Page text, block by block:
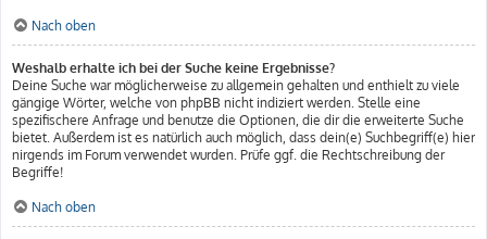
Nach oben
Weshalb erhalte ich bei der Suche keine Ergebnisse?
Deine Suche war möglicherweise zu allgemein gehalten und enthielt zu viele
gängige Wörter, welche von phpBB nicht indiziert werden. Stelle eine
spezifischere Anfrage und benutze die Optionen, die dir die erweiterte Suche
bietet. Außerdem ist es natürlich auch möglich, dass dein(e) Suchbegriff(e) hier
nirgends im Forum verwendet wurden. Prüfe ggf. die Rechtschreibung der
Begriffe!
Nach oben